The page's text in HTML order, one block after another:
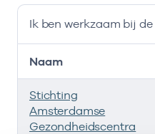
Ik ben werkzaam bij
Naam
Stichting
Amsterdamse
Gezondheidscentra